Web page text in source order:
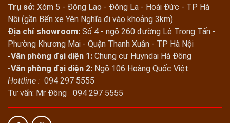
Trụ sở: Xóm 5 - Đông Lao - Đông La - Hoài Đức - TP Hà
Nội (gần Bến xe Yên Nghĩa đi vào khoảng 3km)
Địa chỉ showroom: Số 4 - ngõ 260 đường Lê Trọng Tấn -
Phường Khương Mai - Quận Thanh Xuân - TP Hà Nội
-Văn phòng đại diện 1: Chung cư Huyndai Hà Đông
-Văn phòng đại diện 2: Ngõ 106 Hoàng Quốc Việt
Hottline : 094 297 5555
Tư vấn: Mr Đông 094 297 5555